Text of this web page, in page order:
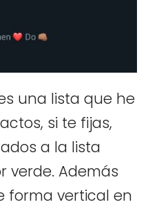
una lista que he
si te fijas,
a la lista
verde. Además
forma vertical en